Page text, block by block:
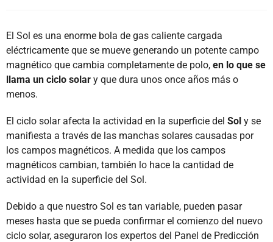
El Sol es una enorme bola de gas caliente cargada
eléctricamente que se mueve generando un potente campo
magnético que cambia completamente de polo, en lo que se
llama un ciclo solar y que dura unos once años más o
menos.
El ciclo solar afecta la actividad en la superficie del Sol y se
manifiesta a través de las manchas solares causadas por
los campos magnéticos. A medida que los campos
magnéticos cambian, también lo hace la cantidad de
actividad en la superficie del Sol.
Debido a que nuestro Sol es tan variable, pueden pasar
meses hasta que se pueda confirmar el comienzo del nuevo
ciclo solar, aseguraron los expertos del Panel de Predicción